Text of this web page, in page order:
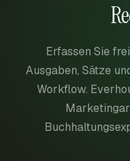
Erfassen Sie
Ausgaben, Sätze
Workflow.